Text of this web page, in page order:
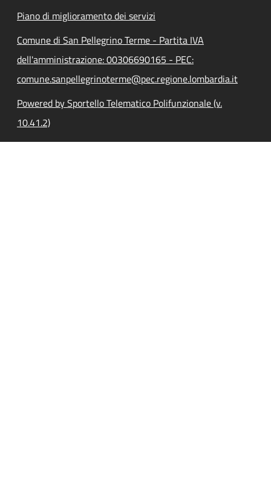
Piano di miglioramento dei servizi
Comune di San Pellegrino Terme - Partita IVA
dell'amministrazione: 00306690165 - PEC:
comune.sanpellegrinoterme@pec.regione.lombardia.it
Powered by Sportello Telematico Polifunzionale (v.
10.41.2)